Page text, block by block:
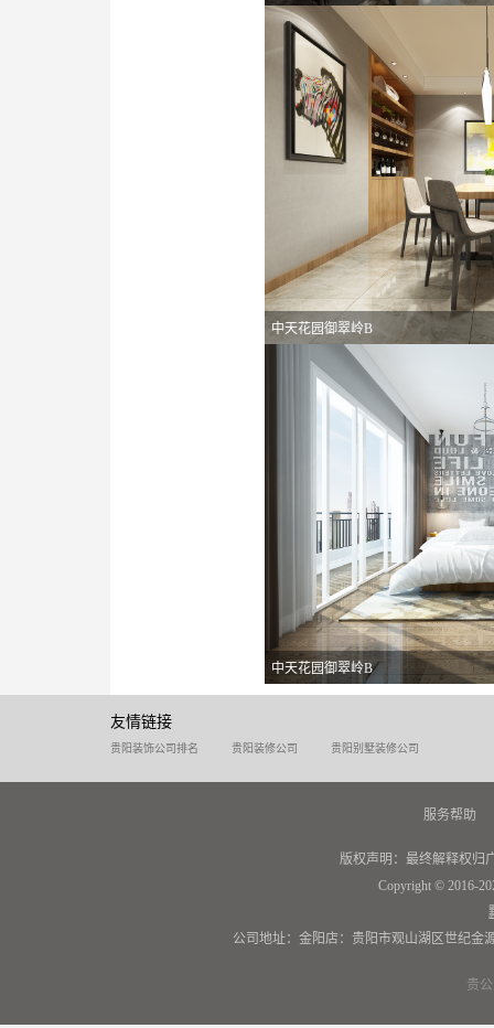
中天花园御翠岭B
中天花园御翠岭B
友情链接
贵阳装饰公司排名 贵阳装修公司 贵阳别墅装修公司
服务帮助
版权声明：最终解释权归
Copyright © 2016-
公司地址：金阳店：贵阳市观山湖区世纪金
贵